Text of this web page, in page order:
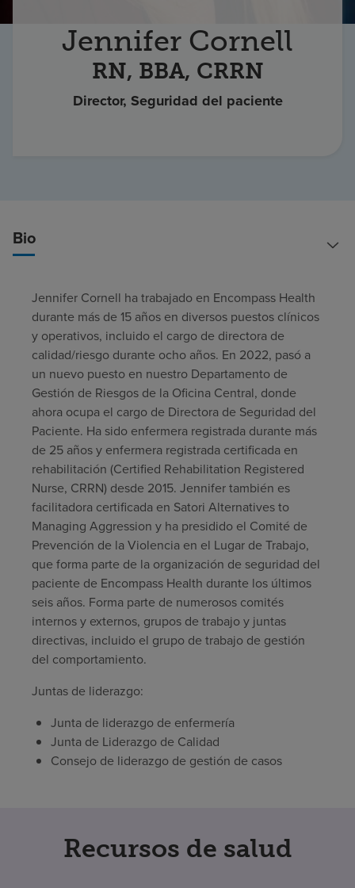
Buscar un centroJennifer Cornell
RN, BBA, CRRN
Director, Seguridad del paciente
Bio
Jennifer Cornell ha trabajado en Encompass Health
durante más de 15 años en diversos puestos clínicos
y operativos, incluido el cargo de directora de
calidad/riesgo durante ocho años. En 2022, pasó a
un nuevo puesto en nuestro Departamento de
Gestión de Riesgos de la Oficina Central, donde
ahora ocupa el cargo de Directora de Seguridad del
Paciente. Ha sido enfermera registrada durante más
de 25 años y enfermera registrada certificada en
rehabilitación (Certified Rehabilitation Registered
Nurse, CRRN) desde 2015. Jennifer también es
facilitadora certificada en Satori Alternatives to
Managing Aggression y ha presidido el Comité de
Prevención de la Violencia en el Lugar de Trabajo,
que forma parte de la organización de seguridad del
paciente de Encompass Health durante los últimos
seis años. Forma parte de numerosos comités
internos y externos, grupos de trabajo y juntas
directivas, incluido el grupo de trabajo de gestión
del comportamiento.
Juntas de liderazgo:
Junta de liderazgo de enfermería
Junta de Liderazgo de Calidad
Consejo de liderazgo de gestión de casos
Recursos de salud